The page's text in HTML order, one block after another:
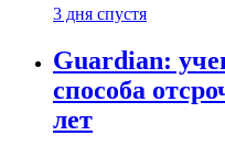
3 дня спустя
Guardian:
способа
лет